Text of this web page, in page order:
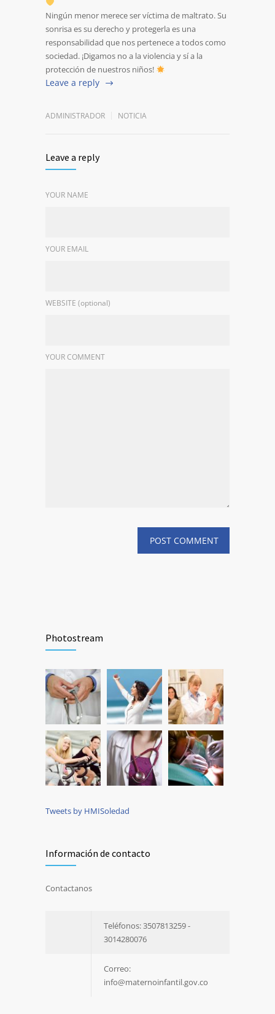
Ningún menor merece ser víctima de maltrato. Su
sonrisa es su derecho y protegerla es una
responsabilidad que nos pertenece a todos como
sociedad. ¡Digamos no a la violencia y sí a la
protección de nuestros niños!
Leave a reply
ADMINISTRADOR NOTICIA
Leave a reply
YOUR NAME
YOUR EMAIL
WEBSITE (optional)
YOUR COMMENT
Photostream
Tweets by HMISoledad
Información de contacto
Contactanos
Teléfonos: 3507813259 -
3014280076
Correo:
info@maternoinfantil.gov.co